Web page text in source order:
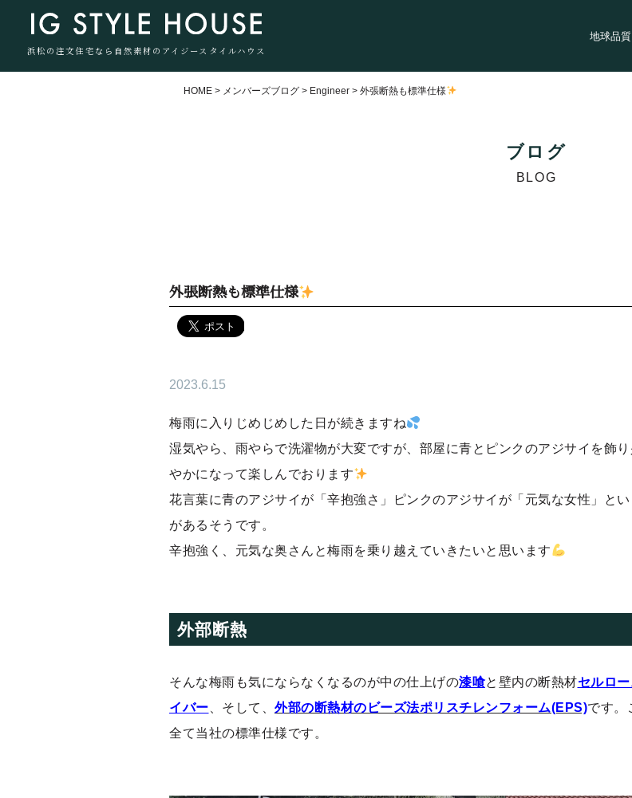
浜松の注文住宅なら自然素材のアイジースタイルハウス
地球品質
HOME > メンバーズブログ > Engineer >外張断熱も標準仕様
ブログ
BLOG
外張断熱も標準仕様
2023.6.15
梅雨に入りじめじめした日が続きますね
湿気やら、雨やらで洗濯物が大変ですが、部屋に青とピンクのアジサイを飾
やかになって楽しんでおります
花言葉に青のアジサイが「辛抱強さ」ピンクのアジサイが「元気な女性」と
があるそうです。
辛抱強く、元気な奥さんと梅雨を乗り越えていきたいと思います
外部断熱
そんな梅雨も気にならなくなるのが中の仕上げの漆喰と壁内の断熱材セルロ
イバー 、そして、 外部の断熱材のビーズ法ポリスチレンフォーム(EPS)です。
全て当社の標準仕様です。